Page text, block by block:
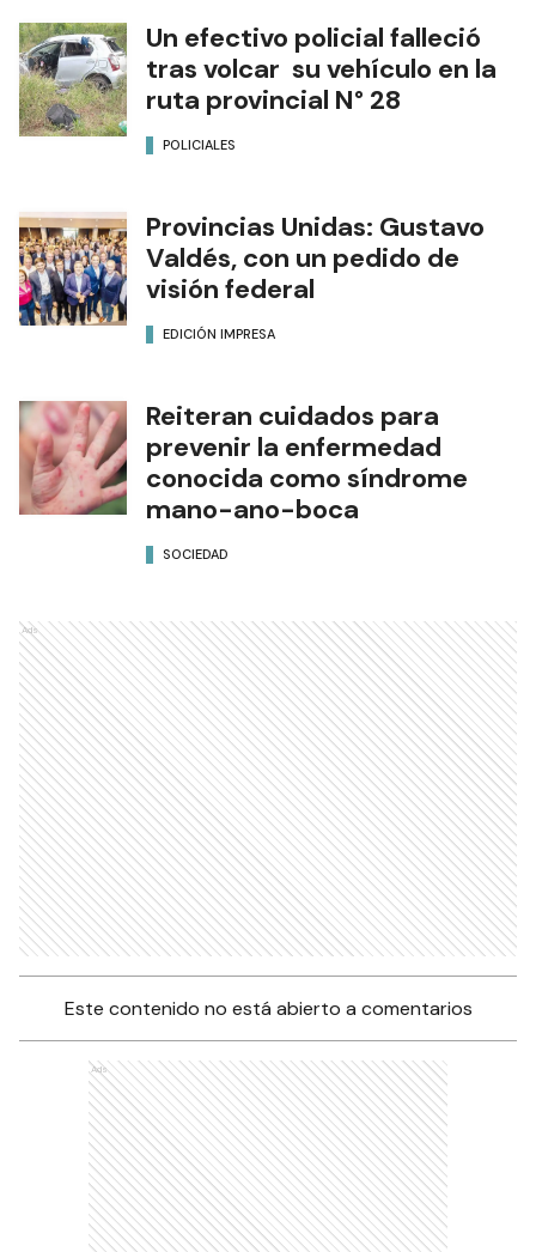
Un efectivo policial falleció
tras volcar su vehículo en la
ruta provincial N° 28
POLICIALES
Provincias Unidas: Gustavo
Valdés, con un pedido de
visión federal
EDICIÓN IMPRESA
Reiteran cuidados para
prevenir la enfermedad
conocida como síndrome
mano-ano-boca
SOCIEDAD
Ads
Este contenido no está abierto a comentarios
Ads